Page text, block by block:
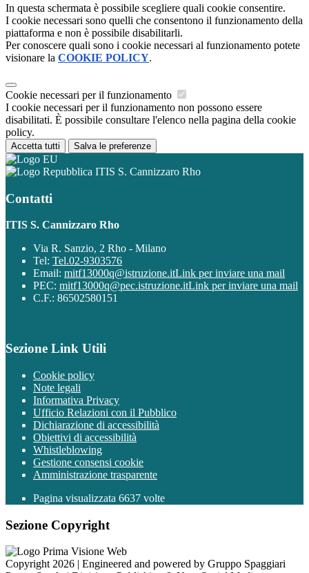
In questa schermata è possibile scegliere quali cookie consentire.
I cookie necessari sono quelli che consentono il funzionamento della
piattaforma e non è possibile disabilitarli.
Per conoscere quali sono i cookie necessari al funzionamento potete
visionare la COOKIE POLICY.
Cookie necessari per il funzionamento
I cookie necessari per il funzionamento non possono essere
disabilitati. È possibile consultare l'elenco nella pagina della cookie
policy.
Accetta tutti Salva le preferenze
ITIS S. Cannizzaro Rho
Contatti
ITIS S. Cannizzaro Rho
Via R. Sanzio, 2 Rho - Milano
Tel: Tel.02-9303576
Email: mitf13000q@istruzione.itLink per inviare una mail
PEC: mitf13000q@pec.istruzione.itLink per inviare una mail
C.F.: 86502580151
Sezione Link Utili
Cookie policy
Note legali
Informativa Privacy
Ufficio Relazioni con il Pubblico
Dichiarazione di accessibilità
Obiettivi di accessibilità
Whistleblowing
Gestione consensi cookie
Amministrazione trasparente
Pagina visualizzata 6637 volte
Sezione Copyright
Copyright 2026 | Engineered and powered by Gruppo Spaggiari